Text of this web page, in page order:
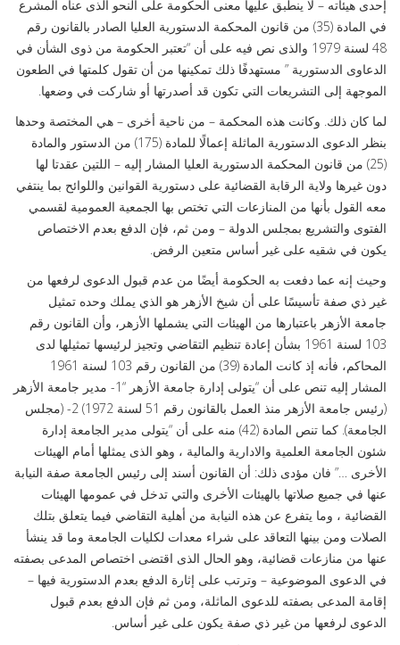
إحدى هيئاته – لا ينطبق عليها معنى الحكومة على النحو الذى عناه المشرع
في المادة (35) من قانون المحكمة الدستورية العليا الصادر بالقانون رقم
48 لسنة 1979 والذى نص فيه على أن “تعتبر الحكومة من ذوى الشأن في
الدعاوى الدستورية ” مستهدفًا ذلك تمكينها من أن تقول كلمتها في الطعون
الموجهة إلى التشريعات التي تكون قد أصدرتها أو شاركت في وضعها.
لما كان ذلك. وكانت هذه المحكمة – من ناحية أخرى – هي المختصة وحدها
بنظر الدعوى الدستورية الماثلة إعمالًا للمادة (175) من الدستور والمادة
(25) من قانون المحكمة الدستورية العليا المشار إليه – اللتين عقدتا لها
دون غيرها ولاية الرقابة القضائية على دستورية القوانين واللوائح بما ينتفي
معه القول بأنها من المنازعات التي تختص بها الجمعية العمومية لقسمي
الفتوى والتشريع بمجلس الدولة – ومن ثم، فإن الدفع بعدم الاختصاص
يكون في شقيه على غير أساس متعين الرفض.
وحيث إنه عما دفعت به الحكومة أيضًا من عدم قبول الدعوى لرفعها من
غير ذي صفة تأسيسًا على أن شيخ الأزهر هو الذي يملك وحده تمثيل
جامعة الأزهر باعتبارها من الهيئات التي يشملها الأزهر، وأن القانون رقم
103 لسنة 1961 بشأن إعادة تنظيم التقاضي وتجيز لرئيسها تمثيلها لدى
المحاكم، فأنه إذ كانت المادة (39) من القانون رقم 103 لسنة 1961
المشار إليه تنص على أن “يتولى إدارة جامعة الأزهر “1- مدير جامعة الأزهر
(رئيس جامعة الأزهر منذ العمل بالقانون رقم 51 لسنة 1972) 2- (مجلس
الجامعة). كما تنص المادة (42) منه على أن “يتولى مدير الجامعة إدارة
شئون الجامعة العلمية والادارية والمالية ، وهو الذى يمثلها أمام الهيئات
الأخرى …” فان مؤدى ذلك: أن القانون أسند إلى رئيس الجامعة صفة النيابة
عنها في جميع صلاتها بالهيئات الأخرى والتي تدخل في عمومها الهيئات
القضائية ، وما يتفرع عن هذه النيابة من أهلية التقاضي فيما يتعلق بتلك
الصلات ومن بينها التعاقد على شراء معدات لكليات الجامعة وما قد ينشأ
عنها من منازعات قضائية، وهو الحال الذى اقتضى اختصاص المدعى بصفته
في الدعوى الموضوعية – وترتب على إثارة الدفع بعدم الدستورية فيها –
إقامة المدعى بصفته للدعوى الماثلة، ومن ثم فإن الدفع بعدم قبول
الدعوى لرفعها من غير ذي صفة يكون على غير أساس.